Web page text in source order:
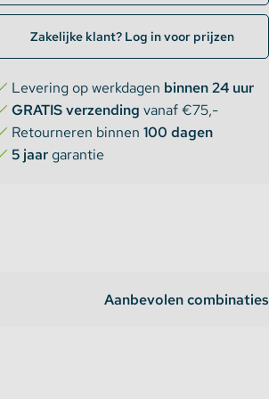
Zakelijke klant? Log in voor prijzen
Levering op werkdagen binnen 24 uur
GRATIS verzending vanaf €75,-
Retourneren binnen 100 dagen
5 jaargarantie
Aanbevolen combinaties